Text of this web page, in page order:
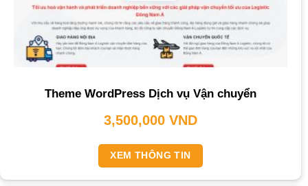
Theme WordPress Dịch vụ Vận chuyển
3,500,000 VND
XEM THÔNG TIN